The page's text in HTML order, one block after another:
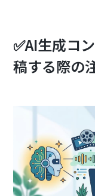
✅AI生成コ
稿する際の